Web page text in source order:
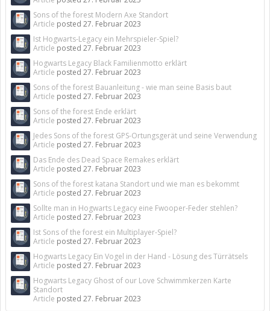
Sons of the forest Modern Axe Standort
Article posted 27. Februar 2023
Ist Hogwarts-Legacy ein Mehrspieler-Spiel?
Article posted 27. Februar 2023
Hogwarts Legacy Black Familienmotto erklärt
Article posted 27. Februar 2023
Sons of the forest Bauanleitung - wie man seine Basis baut
Article posted 27. Februar 2023
Sons of the forest Ende erklärt
Article posted 27. Februar 2023
Jedes Sons of the forest GPS-Ortungsgerät und seine Verwendung
Article posted 27. Februar 2023
Das Ende des Dead Space Remakes erklärt
Article posted 27. Februar 2023
Sons of the forest katana Standort und wie man es bekommt
Article posted 27. Februar 2023
Sollte man in Hogwarts Legacy eine Fwooper-Feder stehlen?
Article posted 27. Februar 2023
Ist Sons of the forest ein Multiplayer-Spiel?
Article posted 27. Februar 2023
Hogwarts Legacy Ein Vogel in der Hand - Lösung des Türrätsels
Article posted 27. Februar 2023
Hogwarts Legacy Ghost of our Love Schwimmkerzen Karte
Standort
Article posted 27. Februar 2023